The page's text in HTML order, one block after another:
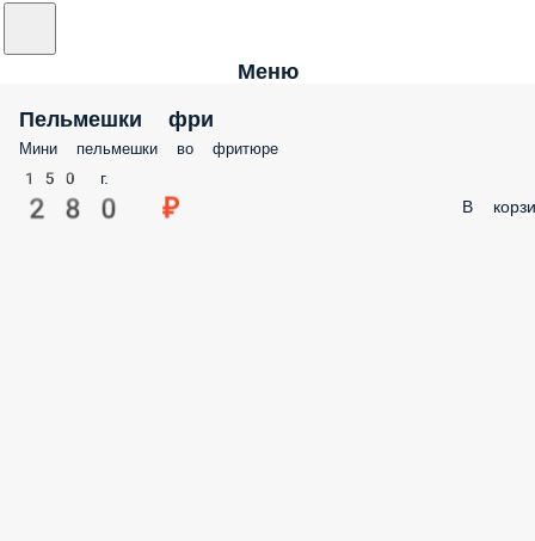
Меню
Пельмешки фри
Мини пельмешки во фритюре
150 г.
280 ₽ В